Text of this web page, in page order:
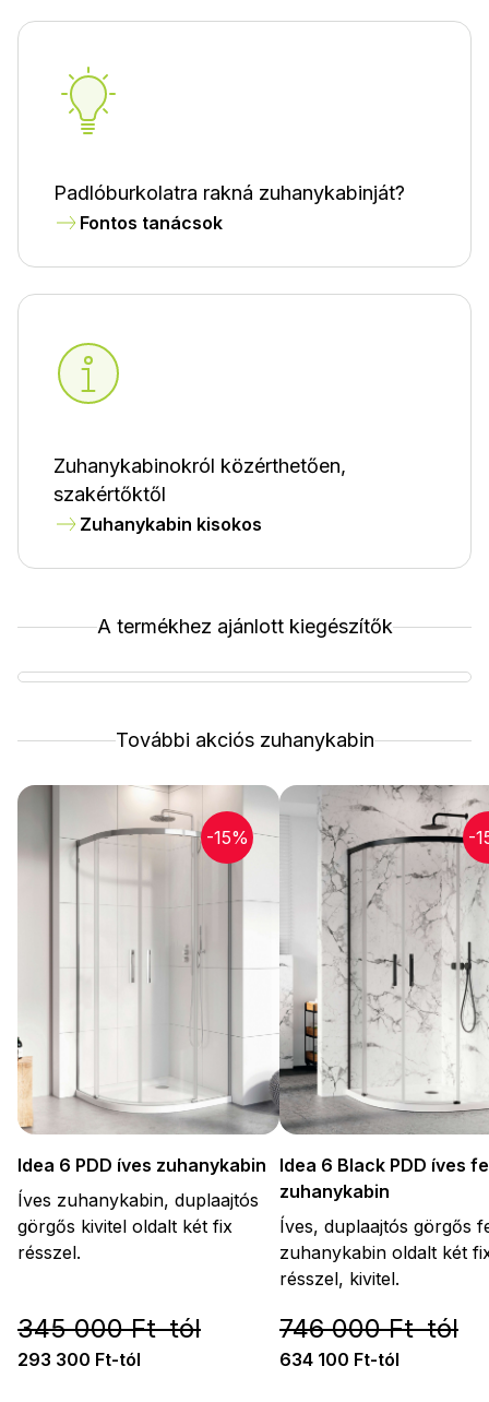
Padlóburkolatra rakná zuhanykabinját?
Fontos tanácsok
Zuhanykabinokról közérthetően,
szakértőktől
Zuhanykabin kisokos
A termékhez ajánlott kiegészítők
További akciós zuhanykabin
-15%
Idea 6 PDD íves zuhanykabin
Íves zuhanykabin, duplaajtós
görgős kivitel oldalt két fix
résszel.
345 000 Ft-tól
293 300 Ft-tól
-
Idea 6 Black PDD íves
zuhanykabin
Íves, duplaajtós görgős
zuhanykabin oldalt két
résszel, kivitel.
746 000 Ft-tól
634 100 Ft-tól